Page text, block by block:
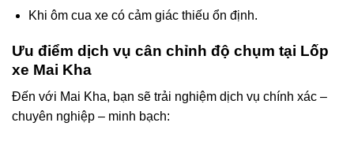
Khi ôm cua xe có cảm giác thiếu ổn định.
Ưu điểm dịch vụ cân chỉnh độ chụm tại Lốp
xe Mai Kha
Đến với Mai Kha, bạn sẽ trải nghiệm dịch vụ chính xác –
chuyên nghiệp – minh bạch: